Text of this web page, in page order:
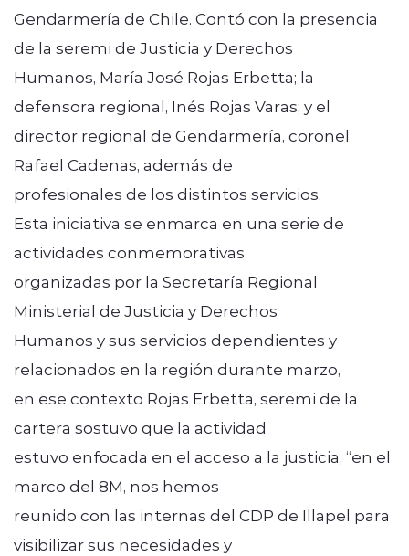
Gendarmería de Chile. Contó con la presencia
de la seremi de Justicia y Derechos
Humanos, María José Rojas Erbetta; la
defensora regional, Inés Rojas Varas; y el
director regional de Gendarmería, coronel
Rafael Cadenas, además de
profesionales de los distintos servicios.
Esta iniciativa se enmarca en una serie de
actividades conmemorativas
organizadas por la Secretaría Regional
Ministerial de Justicia y Derechos
Humanos y sus servicios dependientes y
relacionados en la región durante marzo,
en ese contexto Rojas Erbetta, seremi de la
cartera sostuvo que la actividad
estuvo enfocada en el acceso a la justicia, “en el
marco del 8M, nos hemos
reunido con las internas del CDP de Illapel para
visibilizar sus necesidades y